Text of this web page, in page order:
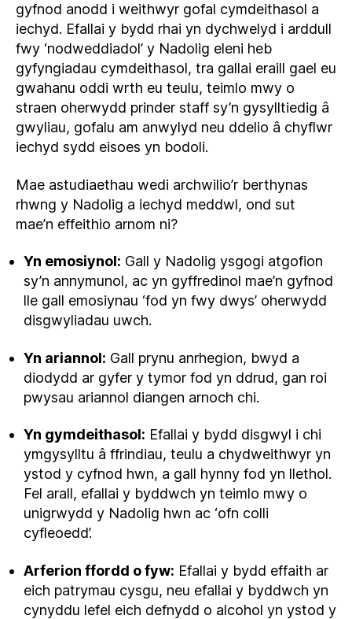
gyfnod anodd i weithwyr gofal cymdeithasol a
iechyd. Efallai y bydd rhai yn dychwelyd i arddull
fwy ‘nodweddiadol’ y Nadolig eleni heb
gyfyngiadau cymdeithasol, tra gallai eraill gael eu
gwahanu oddi wrth eu teulu, teimlo mwy o
straen oherwydd prinder staff sy’n gysylltiedig â
gwyliau, gofalu am anwylyd neu ddelio â chyflwr
iechyd sydd eisoes yn bodoli.
Mae astudiaethau wedi archwilio’r berthynas
rhwng y Nadolig a iechyd meddwl, ond sut
mae’n effeithio arnom ni?
Yn emosiynol: Gall y Nadolig ysgogi atgofion
sy’n annymunol, ac yn gyffredinol mae’n gyfnod
lle gall emosiynau ‘fod yn fwy dwys’ oherwydd
disgwyliadau uwch.
Yn ariannol: Gall prynu anrhegion, bwyd a
diodydd ar gyfer y tymor fod yn ddrud, gan roi
pwysau ariannol diangen arnoch chi.
Yn gymdeithasol: Efallai y bydd disgwyl i chi
ymgysylltu â ffrindiau, teulu a chydweithwyr yn
ystod y cyfnod hwn, a gall hynny fod yn llethol.
Fel arall, efallai y byddwch yn teimlo mwy o
unigrwydd y Nadolig hwn ac ‘ofn colli
cyfleoedd’.
Arferion ffordd o fyw: Efallai y bydd effaith ar
eich patrymau cysgu, neu efallai y byddwch yn
cynyddu lefel eich defnydd o alcohol yn ystod y